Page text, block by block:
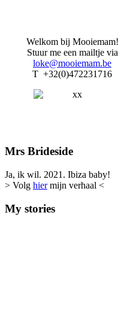
Welkom bij Mooiemam!
Stuur me een mailtje via
loke@mooiemam.be
T +32(0)472231716
Mrs Brideside
Ja, ik wil. 2021. Ibiza baby!
> Volg hiermijn verhaal <
My stories